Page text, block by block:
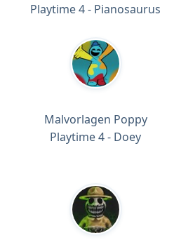
Playtime 4 - Pianosaurus
Malvorlagen Poppy
Playtime 4 - Doey